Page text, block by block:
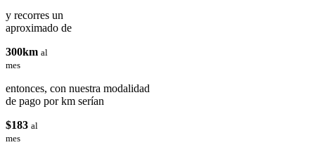
y recorres un
aproximado de
300km al
mes
entonces, con nuestra modalidad
de pago por km serían
$183 al
mes